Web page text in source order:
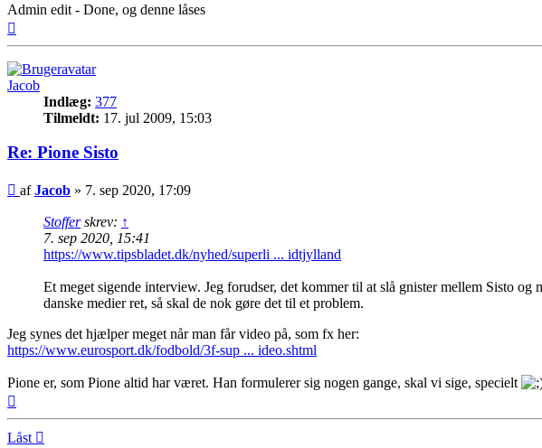
Admin edit - Done, og denne låses
Jacob
Indlæg: 377
Tilmeldt: 17. jul 2009, 15:03
Re: Pione Sisto
Indlæg
afJacob » 7. sep 2020, 17:09
Stofferskrev: ↑
7. sep 2020, 15:41
https://www.tipsbladet.dk/nyhed/superli ... idtjylland
Et meget sigende interview. Jeg forudser, det kommer til at slå gnister mellem Sisto
danske medier ret, så skal de nok gøre det til et problem.
Jeg synes det hjælper meget når man får video på, som fx her:
https://www.eurosport.dk/fodbold/3f-sup ... ideo.shtml
Pione er, som Pione altid har været. Han formulerer sig nogen gange, skal vi sige, specielt
Låst